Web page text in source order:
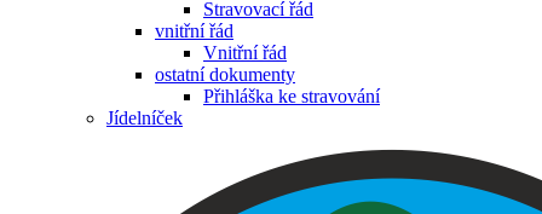
Stravovací řád
vnitřní řád
Vnitřní řád
ostatní dokumenty
Přihláška ke stravování
Jídelníček